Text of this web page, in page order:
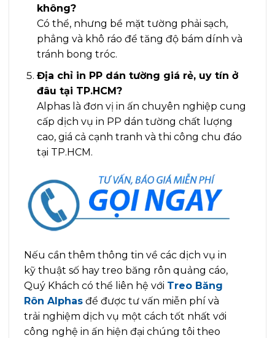
không?
Có thể, nhưng bề mặt tường phải sạch,
phẳng và khô ráo để tăng độ bám dính và
tránh bong tróc.
Địa chỉ in PP dán tường giá rẻ, uy tín ở
đâu tại TP.HCM?
Alphas là đơn vị in ấn chuyên nghiệp cung
cấp dịch vụ in PP dán tường chất lượng
cao, giá cả cạnh tranh và thi công chu đáo
tại TP.HCM.
Nếu cần thêm thông tin về các dịch vụ in
kỹ thuật số hay treo băng rôn quảng cáo,
Quý Khách có thể liên hệ với Treo Băng
Rôn Alphas để được tư vấn miễn phí và
trải nghiệm dịch vụ một cách tốt nhất với
công nghệ in ấn hiện đại chúng tôi theo